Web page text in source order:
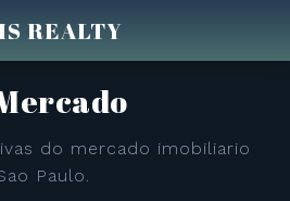
REALTY
do mercado imobiliario
Paulo.